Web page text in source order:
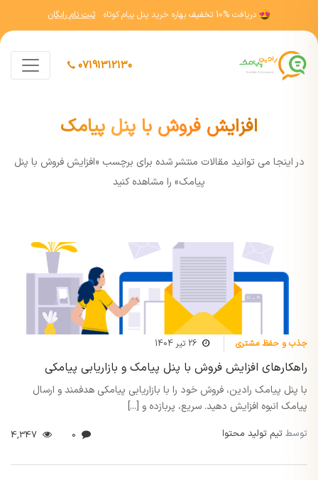
دریافت 10% تخفیف بهاره خرید پنل پیام کوتاه ثبت نام رایگان
07191312130
افزایش فروش با پنل پیامک
در اينجا مي توانيد مقالات منتشر شده برای برچسب «افزایش فروش با پنل
پیامک» را مشاهده کنيد
جذب و حفظ مشتری 26 تیر 1404
راهکارهای افزایش فروش با پنل پیامک و بازاریابی پیامکی
با پنل پیامک رادین، فروش خود را با بازاریابی پیامکی هدفمند و ارسال
پیامک انبوه افزایش دهید. سریع، پربازده و [...]
توسط تیم تولید محتوا